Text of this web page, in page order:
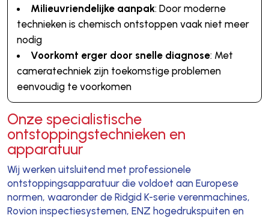
Milieuvriendelijke aanpak: Door moderne
technieken is chemisch ontstoppen vaak niet meer
nodig
Voorkomt erger door snelle diagnose: Met
cameratechniek zijn toekomstige problemen
eenvoudig te voorkomen
Onze specialistische
ontstoppingstechnieken en
apparatuur
Wij werken uitsluitend met professionele
ontstoppingsapparatuur die voldoet aan Europese
normen, waaronder de Ridgid K-serie verenmachines,
Rovion inspectiesystemen, ENZ hogedrukspuiten en